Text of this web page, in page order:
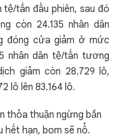
tấn đầu phiên, sau đó
còn 24.135 nhân dân
đóng cửa giảm ở mức
nhân dân tệ/tấn tương
giảm còn 28.729 lô,
lô lên 83.164 lô.
thỏa thuận ngừng bắn
hết hạn, bom sẽ nổ.